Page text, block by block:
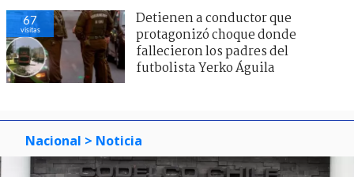
67
visitas
Detienen a conductor que
protagonizó choque donde
fallecieron los padres del
futbolista Yerko Águila
Nacional > Noticia